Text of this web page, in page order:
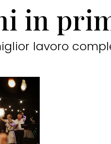
in
lavoro